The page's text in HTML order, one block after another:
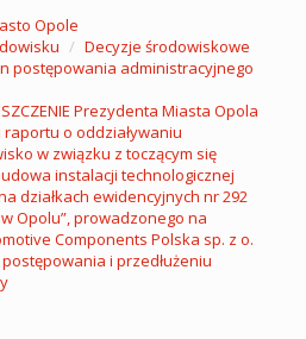
Opole
Decyzje środowiskowe
postępowania administracyjnego
Prezydenta Miasta Opola
raportu o oddziaływaniu
w związku z toczącym się
instalacji technologicznej
działkach ewidencyjnych nr 292
Opolu”, prowadzonego na
Components Polska sp. z o.
i przedłużeniu